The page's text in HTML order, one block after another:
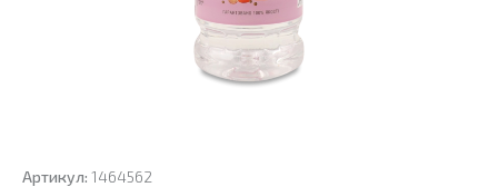
Артикул: 1464562